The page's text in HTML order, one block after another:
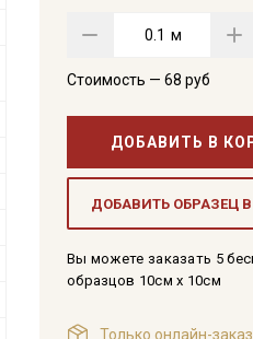
м
Стоимость — 68 руб
ДОБАВИТЬ В
ДОБАВИТЬ ОБРАЗЕЦ
Вы можете заказать 5
образцов 10см x 10см
Только онлайн-заказ